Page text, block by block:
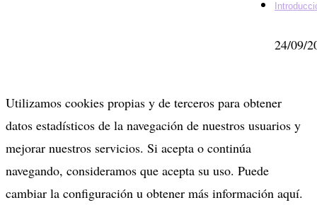
24/09/
Utilizamos cookies propias y de terceros para obtener
datos estadísticos de la navegación de nuestros usuarios y
mejorar nuestros servicios. Si acepta o continúa
navegando, consideramos que acepta su uso. Puede
cambiar la configuración u obtener más información aquí.